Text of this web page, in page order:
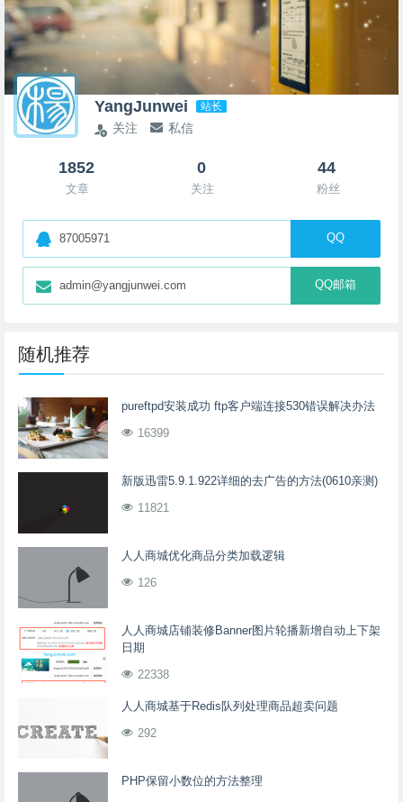
YangJunwei 站长
关注 私信
1852
文章
0
关注
44
粉丝
87005971 QQ
admin@yangjunwei.com QQ邮箱
随机推荐
pureftpd安装成功 ftp客户端连接530错误解决办法
16399
新版迅雷5.9.1.922详细的去广告的方法(0610亲测)
11821
人人商城优化商品分类加载逻辑
126
人人商城店铺装修Banner图片轮播新增自动上下架
日期
22338
人人商城基于Redis队列处理商品超卖问题
292
PHP保留小数位的方法整理